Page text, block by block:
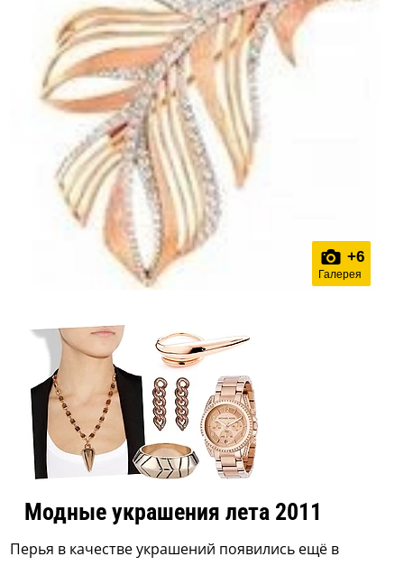
+6
Галерея
Модные украшения лета 2011
Перья в качестве украшений появились ещё в